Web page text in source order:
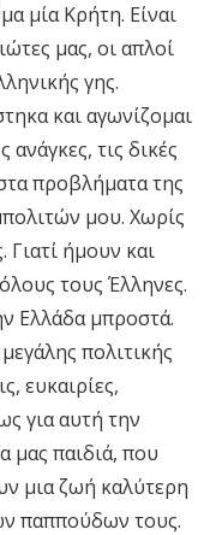
μία Κρήτη. Είναι
μας, οι απλοί
γης.
και αγωνίζομαι
τις δικές
προβλήματα της
μου. Χωρίς
Γιατί ήμουν και
τους Έλληνες.
Ελλάδα μπροστά.
πολιτικής
ευκαιρίες,
για αυτή την
μας παιδιά, που
μια ζωή καλύτερη
παππούδων τους.